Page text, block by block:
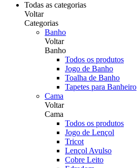
Todas as categorias
Voltar
Categorias
Banho
Voltar
Banho
Todos os produtos
Jogo de Banho
Toalha de Banho
Tapetes para Banheiro
Cama
Voltar
Cama
Todos os produtos
Jogo de Lençol
Tricot
Lençol Avulso
Cobre Leito